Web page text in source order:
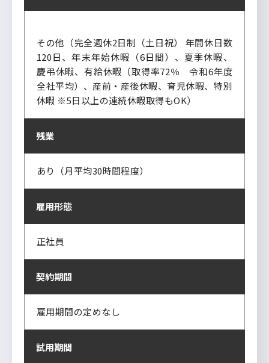
その他（完全週休2日制（土日祝） 年間休日数
120日、年末年始休暇（6日間）、夏季休暇、
慶弔休暇、有給休暇（取得率72％ 令和6年度
全社平均）、産前・産後休暇、育児休暇、特別
休暇 ※5日以上の連続休暇取得もOK）
残業
あり（月平均30時間程度）
雇用形態
正社員
契約期間
雇用期間の定めなし
試用期間